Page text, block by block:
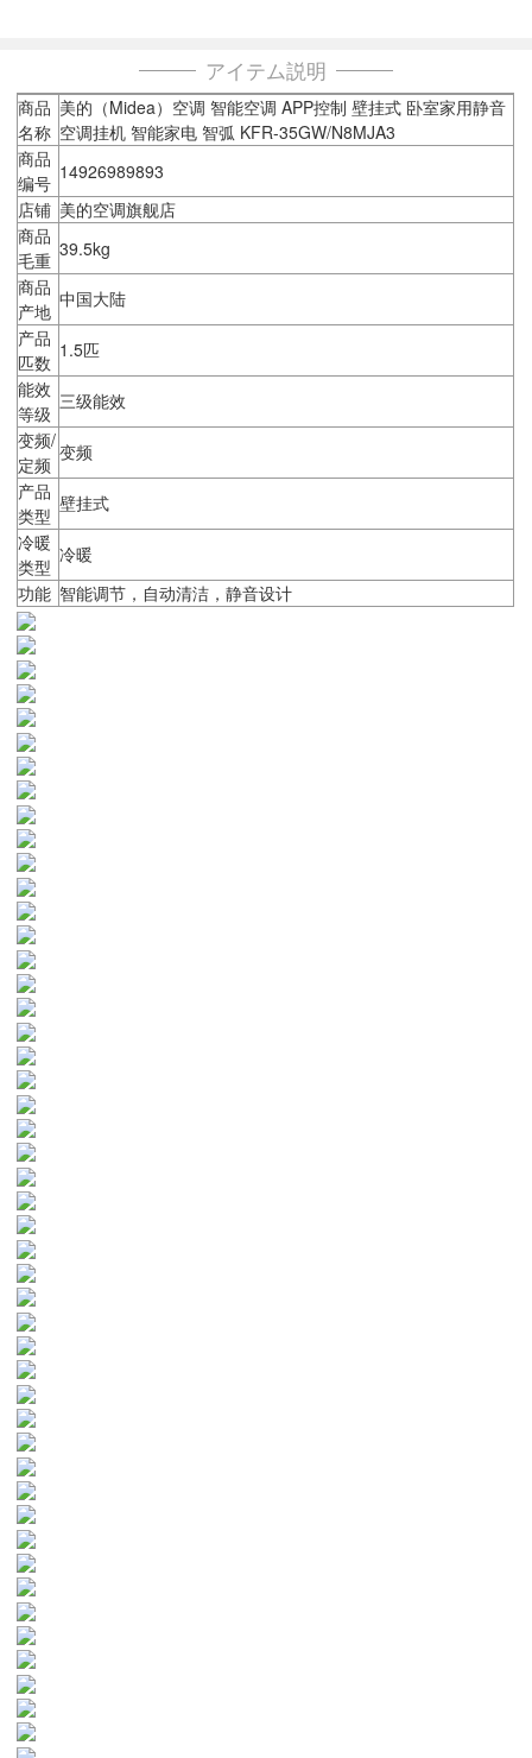
アイテム説明
商品
名称
美的（Midea）空调 智能空调 APP控制 壁挂式 卧室家用静音
空调挂机 智能家电 智弧 KFR-35GW/N8MJA3
商品
编号 14926989893
店铺 美的空调旗舰店
商品
毛重 39.5kg
商品
产地
中国大陆
产品
匹数
1.5匹
能效
等级
三级能效
变频/
定频
变频
产品
类型
壁挂式
冷暖
类型
冷暖
功能 智能调节，自动清洁，静音设计